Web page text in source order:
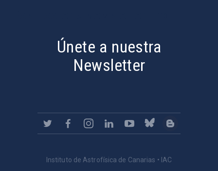
Únete a nuestra
Newsletter
Instituto de Astrofísica de Canarias • IAC